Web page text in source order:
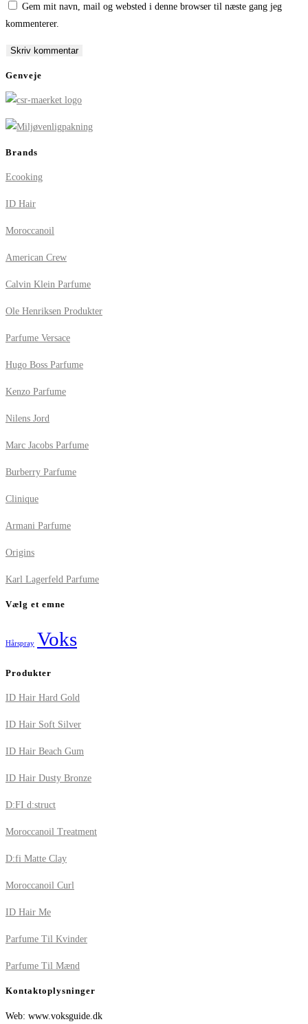
comment
comment
(optional)
Gem mit navn, mail og websted i denne browser til næste gang jeg
kommenterer.
Genveje
Brands
Ecooking
ID Hair
Moroccanoil
American Crew
Calvin Klein Parfume
Ole Henriksen Produkter
Parfume Versace
Hugo Boss Parfume
Kenzo Parfume
Nilens Jord
Marc Jacobs Parfume
Burberry Parfume
Clinique
Armani Parfume
Origins
Karl Lagerfeld Parfume
Vælg et emne
Hårspray Voks
Produkter
ID Hair Hard Gold
ID Hair Soft Silver
ID Hair Beach Gum
ID Hair Dusty Bronze
D:FI d:struct
Moroccanoil Treatment
D:fi Matte Clay
Moroccanoil Curl
ID Hair Me
Parfume Til Kvinder
Parfume Til Mænd
Kontaktoplysninger
Web: www.voksguide.dk